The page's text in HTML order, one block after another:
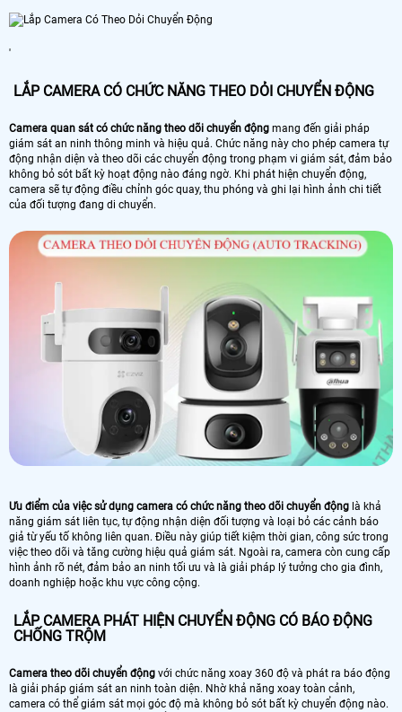
'
LẮP CAMERA CÓ CHỨC NĂNG THEO DỎI CHUYỂN ĐỘNG
Camera quan sát có chức năng theo dõi chuyển động mang đến giải pháp
giám sát an ninh thông minh và hiệu quả. Chức năng này cho phép camera tự
động nhận diện và theo dõi các chuyển động trong phạm vi giám sát, đảm bảo
không bỏ sót bất kỳ hoạt động nào đáng ngờ. Khi phát hiện chuyển động,
camera sẽ tự động điều chỉnh góc quay, thu phóng và ghi lại hình ảnh chi tiết
của đối tượng đang di chuyển.
Ưu điểm của việc sử dụng camera có chức năng theo dõi chuyển động là khả
năng giám sát liên tục, tự động nhận diện đối tượng và loại bỏ các cảnh báo
giả từ yếu tố không liên quan. Điều này giúp tiết kiệm thời gian, công sức trong
việc theo dõi và tăng cường hiệu quả giám sát. Ngoài ra, camera còn cung cấp
hình ảnh rõ nét, đảm bảo an ninh tối ưu và là giải pháp lý tưởng cho gia đình,
doanh nghiệp hoặc khu vực công cộng.
LẮP CAMERA PHÁT HIỆN CHUYỂN ĐỘNG CÓ BÁO ĐỘNG
CHỐNG TRỘM
Camera theo dõi chuyển động với chức năng xoay 360 độ và phát ra báo động
là giải pháp giám sát an ninh toàn diện. Nhờ khả năng xoay toàn cảnh,
camera có thể giám sát mọi góc độ mà không bỏ sót bất kỳ chuyển động nào.